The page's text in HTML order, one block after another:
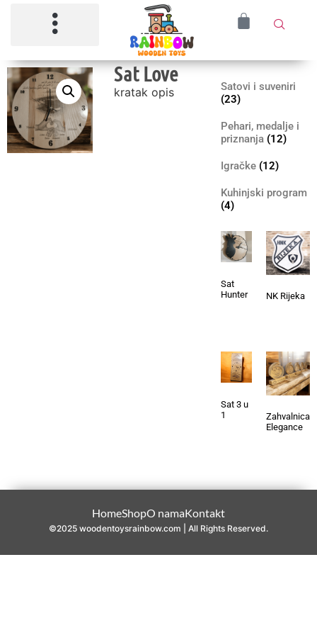
Sat Love
kratak opis
Satovi i suveniri
(23)
Pehari, medalje i
priznanja (12)
Igračke (12)
Kuhinjski program
(4)
Sat
Hunter
NK Rijeka
Sat 3 u
1
Zahvalnica
Elegance
HomeShopO namaKontakt
©2025 woodentoysrainbow.com | All Rights Reserved.